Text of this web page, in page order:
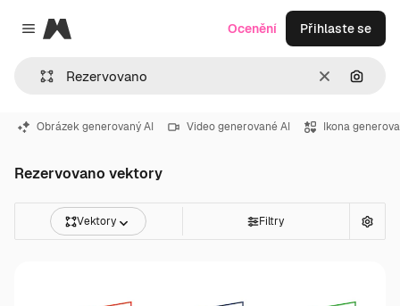
Close menu
Magnific
ZrušitHledat
Ocenění Přihlaste se
Obrázek generovaný AI Video generované AI Ikona
Rezervovano vektory
Vektory Filtry